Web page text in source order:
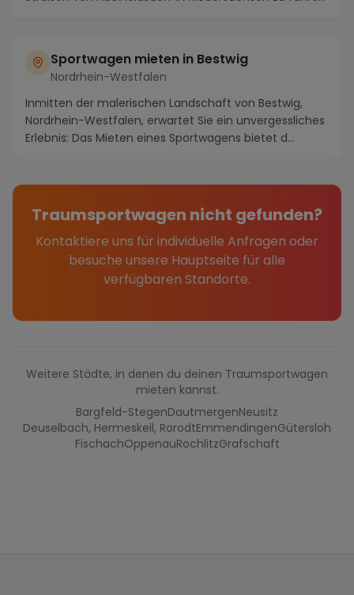
Sportwagen mieten in Bestwig
Nordrhein-Westfalen
Inmitten der malerischen Landschaft von Bestwig,
Nordrhein-Westfalen, erwartet Sie ein unvergessliches
Erlebnis: Das Mieten eines Sportwagens bietet d...
Traumsportwagen nicht gefunden?
Kontaktiere uns für individuelle Anfragen oder
besuche unsere Hauptseite für alle
verfügbaren Standorte.
Weitere Städte, in denen du deinen Traumsportwagen
mieten kannst.
Bargfeld-StegenDautmergenNeusitz
Deuselbach, Hermeskeil, RorodtEmmendingenGütersloh
FischachOppenauRochlitzGrafschaft